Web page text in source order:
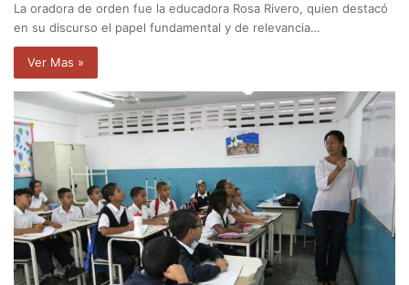
La oradora de orden fue la educadora Rosa Rivero, quien destacó
en su discurso el papel fundamental y de relevancia…
Ver Mas »